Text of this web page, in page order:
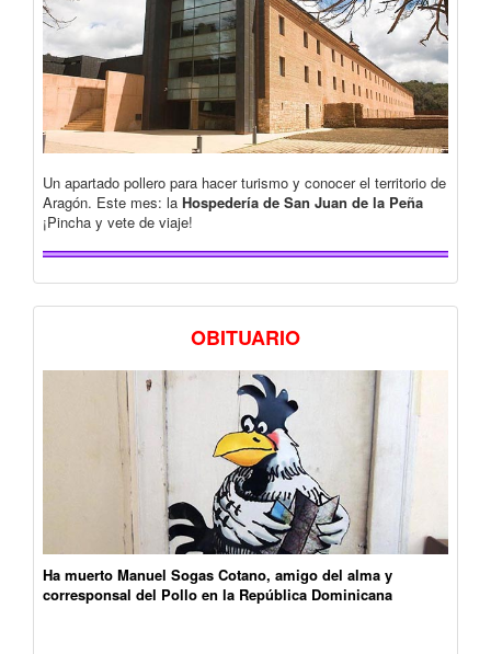
Un apartado pollero para hacer turismo y conocer el territorio de
Aragón. Este mes: la Hospedería de San Juan de la Peña
¡Pincha y vete de viaje!
OBITUARIO
Ha muerto Manuel Sogas Cotano, amigo del alma y
corresponsal del Pollo en la República Dominicana